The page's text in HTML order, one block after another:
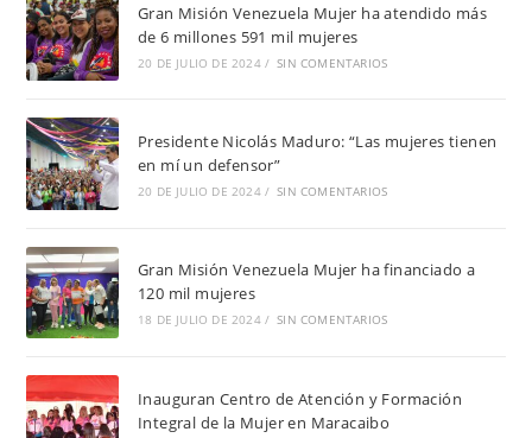
Gran Misión Venezuela Mujer ha atendido más
de 6 millones 591 mil mujeres
20 DE JULIO DE 2024 / SIN COMENTARIOS
Presidente Nicolás Maduro: “Las mujeres tienen
en mí un defensor”
20 DE JULIO DE 2024 / SIN COMENTARIOS
Gran Misión Venezuela Mujer ha financiado a
120 mil mujeres
18 DE JULIO DE 2024 / SIN COMENTARIOS
Inauguran Centro de Atención y Formación
Integral de la Mujer en Maracaibo